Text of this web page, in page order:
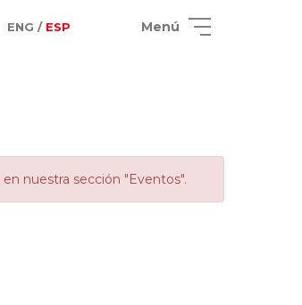
ENG / ESP Menú
nuestra sección "Eventos".